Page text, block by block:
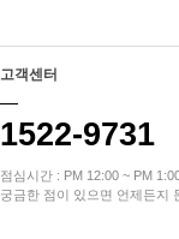
고객센터
1522-9731
점심시간 : PM 12:00 ~ PM
궁금한 점이 있으면 언제든지